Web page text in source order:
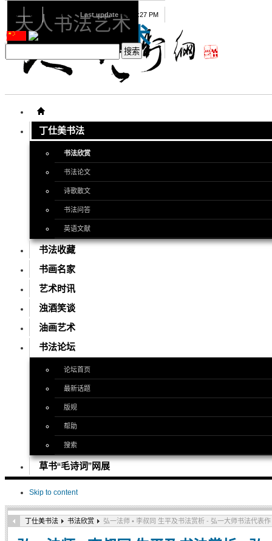
天人书法艺术
丁仕美书法
书法欣赏
书法论文
诗歌散文
书法问答
英语文献
书法收藏
书画名家
艺术时讯
浊酒笑谈
油画艺术
书法论坛
论坛首页
最新话题
版规
帮助
搜索
草书“毛诗词”网展
Skip to content
08 07 2026 Last update 08:15:27 PM
丁仕美书法 书法欣赏 弘一法师 • 李叔同 生平及书法赏析 - 弘一大师书法代表
天人书法艺术